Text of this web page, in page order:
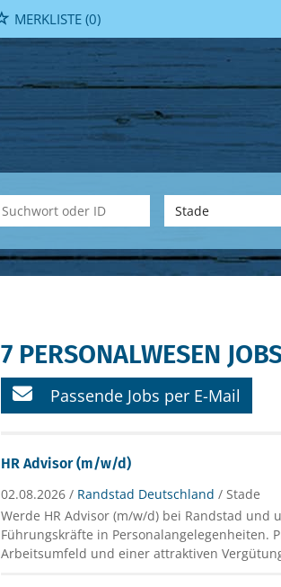
MERKLISTE (0)
7 PERSONALWESEN
Passende Jobs per E-Mail
HR Advisor (m/w/d)
02.08.2026 / Randstad Deutschland / Stade
Werde HR Advisor (m/w/d) bei Randstad
Führungskräfte in Personalangelegenheiten.
Arbeitsumfeld und einer attraktiven